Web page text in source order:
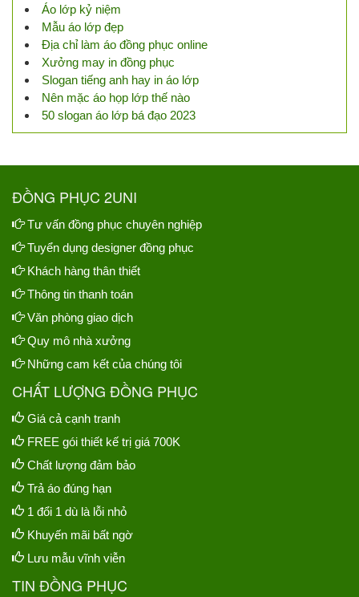
Áo lớp kỷ niệm
Mẫu áo lớp đẹp
Địa chỉ làm áo đồng phục online
Xưởng may in đồng phục
Slogan tiếng anh hay in áo lớp
Nên mặc áo họp lớp thế nào
50 slogan áo lớp bá đạo 2023
ĐỒNG PHỤC 2UNI
Tư vấn đồng phục chuyên nghiệp
Tuyển dụng designer đồng phục
Khách hàng thân thiết
Thông tin thanh toán
Văn phòng giao dịch
Quy mô nhà xưởng
Những cam kết của chúng tôi
CHẤT LƯỢNG ĐỒNG PHỤC
Giá cả cạnh tranh
FREE gói thiết kế trị giá 700K
Chất lượng đảm bảo
Trả áo đúng hạn
1 đổi 1 dù là lỗi nhỏ
Khuyến mãi bất ngờ
Lưu mẫu vĩnh viễn
TIN ĐỒNG PHỤC